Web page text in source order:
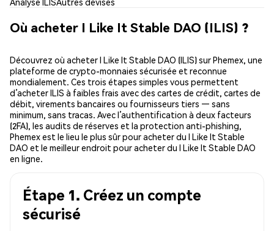
Où acheter I Like It Stable DAO (ILIS) ?
Découvrez où acheter I Like It Stable DAO (ILIS) sur Phemex, une
plateforme de crypto-monnaies sécurisée et reconnue
mondialement. Ces trois étapes simples vous permettent
d’acheter ILIS à faibles frais avec des cartes de crédit, cartes de
débit, virements bancaires ou fournisseurs tiers — sans
minimum, sans tracas. Avec l’authentification à deux facteurs
(2FA), les audits de réserves et la protection anti-phishing,
Phemex est le lieu le plus sûr pour acheter du I Like It Stable
DAO et le meilleur endroit pour acheter du I Like It Stable DAO
en ligne.
Étape 1. Créez un compte
sécurisé